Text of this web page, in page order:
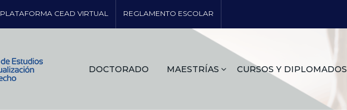
PLATAFORMA CEAD VIRTUAL REGLAMENTO ESCOLAR
DOCTORADO MAESTRÍAS CURSOS Y DIPLOMADOS